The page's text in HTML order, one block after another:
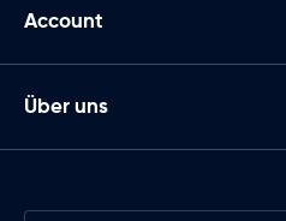
Account
Über uns